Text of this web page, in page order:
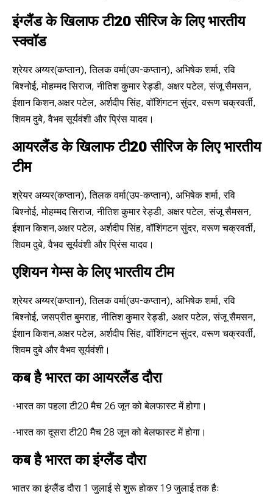
इंग्लैंड के खिलाफ टी20 सीरिज के लिए भारतीय
स्क्वॉड
श्रेयर अय्यर(कप्तान), तिलक वर्मा(उप-कप्तान), अभिषेक शर्मा, रवि
बिश्नोई, मोहम्मद सिराज, नीतिश कुमार रेड्डी, अक्षर पटेल, संजू सैमसन,
ईशान किशन,अक्षर पटेल, अर्शदीप सिंह, वॉशिंगटन सुंदर, वरूण चक्रवर्ती,
शिवम दुबे, वैभव सूर्यवंशी और प्रिंस यादव।
आयरलैंड के खिलाफ टी20 सीरिज के लिए भारतीय
टीम
श्रेयर अय्यर(कप्तान), तिलक वर्मा(उप-कप्तान), अभिषेक शर्मा, रवि
बिश्नोई, मोहम्मद सिराज, नीतिश कुमार रेड्डी, अक्षर पटेल, संजू सैमसन,
ईशान किशन,अक्षर पटेल, अर्शदीप सिंह, वॉशिंगटन सुंदर, वरूण चक्रवर्ती,
शिवम दुबे, वैभव सूर्यवंशी और प्रिंस यादव।
एशियन गेम्स के लिए भारतीय टीम
श्रेयर अय्यर(कप्तान), तिलक वर्मा(उप-कप्तान), अभिषेक शर्मा, रवि
बिश्नोई, जसप्रीत बुमराह, नीतिश कुमार रेड्डी, अक्षर पटेल, संजू सैमसन,
ईशान किशन,अक्षर पटेल, अर्शदीप सिंह, वॉशिंगटन सुंदर, वरूण चक्रवर्ती,
शिवम दुबे और वैभव सूर्यवंशी।
कब है भारत का आयरलैंड दौरा
-भारत का पहला टी20 मैच 26 जून को बेलफास्ट में होगा।
-भारत का दूसरा टी20 मैच 28 जून को बेलफास्ट में होगा।
कब है भारत का इंग्लैंड दौरा
भातर का इंग्लैंड दौरा 1 जुलाई से शुरू होकर 19 जुलाई तक हैः